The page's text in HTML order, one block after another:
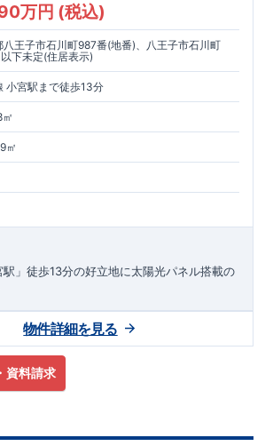
万円 (税込)
八王子市石川町987番(地番)、八王子市石川町
下未定(住居表示)
小宮駅まで徒歩13分
㎡
駅」徒歩13分の好立地に太陽光パネル搭載の
資料請求
物件詳細を見る